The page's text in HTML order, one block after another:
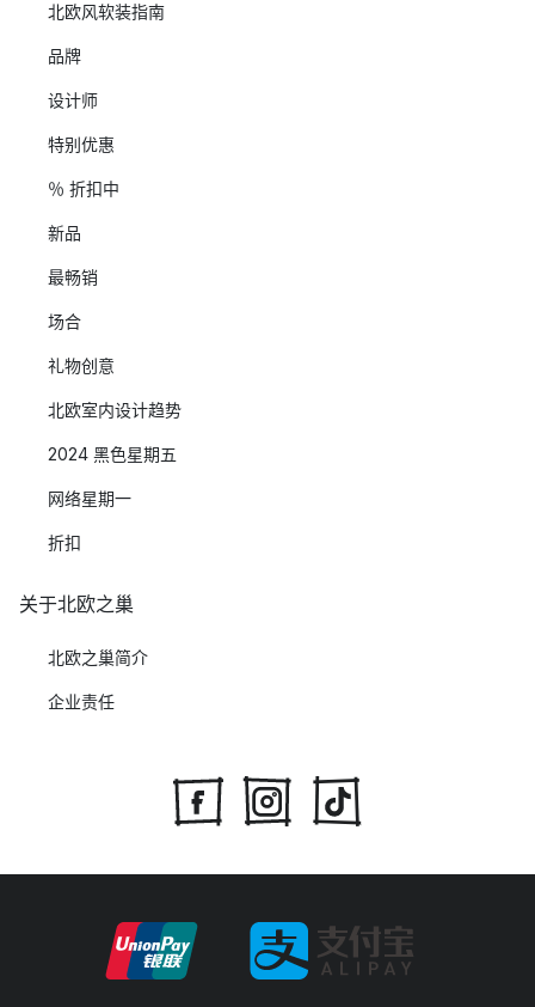
北欧风软装指南
品牌
设计师
特别优惠
％ 折扣中
新品
最畅销
场合
礼物创意
北欧室内设计趋势
2024 黑色星期五
网络星期一
折扣
关于北欧之巢
北欧之巢简介
企业责任